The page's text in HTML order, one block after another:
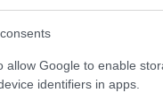
allow Google to enable
identifiers in apps.
Ουκρανία